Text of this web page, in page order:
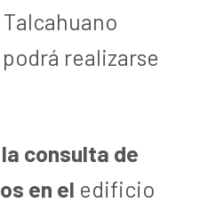
realizarse
consulta de
en el edificio